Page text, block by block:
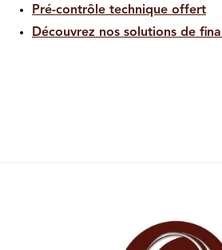
Pré-contrôle technique offert
Découvrez nos solutions de